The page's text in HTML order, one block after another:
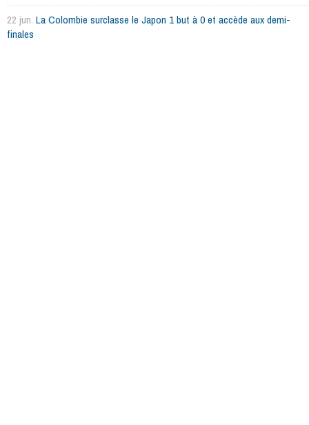
22 jun. La Colombie surclasse le Japon 1 but à 0 et accède aux demi-
finales